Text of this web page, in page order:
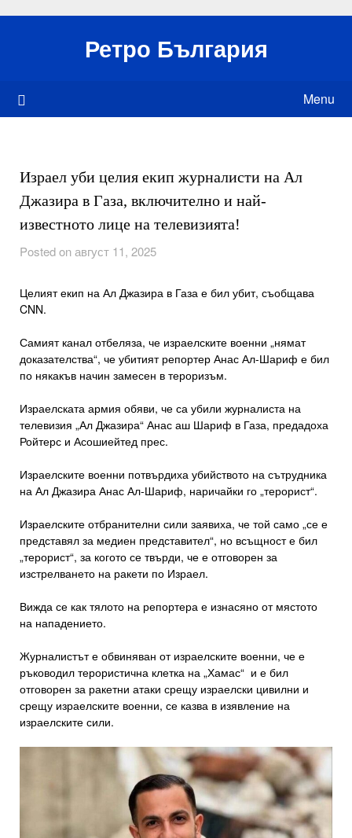
Ретро България
Menu
Израел уби целия екип журналисти на Ал
Джазира в Газа, включително и най-
известното лице на телевизията!
Posted on август 11, 2025
Целият екип на Ал Джазира в Газа е бил убит, съобщава
CNN.
Самият канал отбеляза, че израелските военни „нямат
доказателства“, че убитият репортер Анас Ал-Шариф е бил
по някакъв начин замесен в тероризъм.
Израелската армия обяви, че са убили журналиста на
телевизия „Ал Джазира“ Анас аш Шариф в Газа, предадоха
Ройтерс и Асошиейтед прес.
Израелските военни потвърдиха убийството на сътрудника
на Ал Джазира Анас Ал-Шариф, наричайки го „терорист“.
Израелските отбранителни сили заявиха, че той само „се е
представял за медиен представител“, но всъщност е бил
„терорист“, за когото се твърди, че е отговорен за
изстрелването на ракети по Израел.
Вижда се как тялото на репортера е изнасяно от мястото
на нападението.
Журналистът е обвиняван от израелските военни, че е
ръководил терористична клетка на „Хамас“ и е бил
отговорен за ракетни атаки срещу израелски цивилни и
срещу израелските военни, се казва в изявление на
израелските сили.